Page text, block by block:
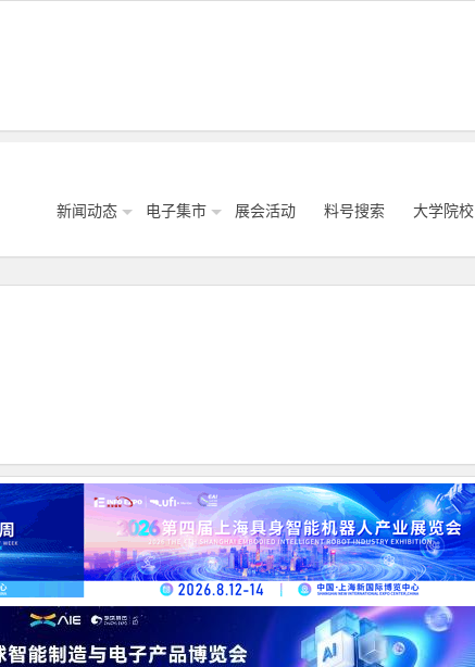
新闻动态 电子集市 展会活动 料号搜索 大学院校